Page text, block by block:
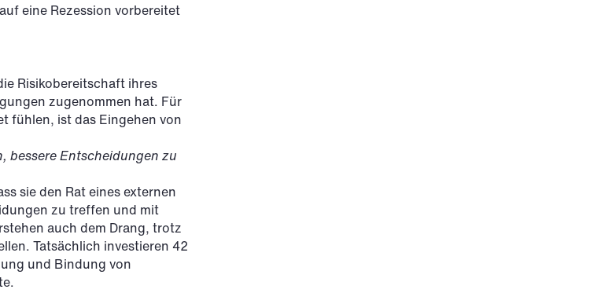
eine Rezession vorbereitet
Risikobereitschaft ihres
zugenommen hat. Für
fühlen, ist das Eingehen von
bessere Entscheidungen zu
sie den Rat eines externen
zu treffen und mit
auch dem Drang, trotz
Tatsächlich investieren 42
und Bindung von